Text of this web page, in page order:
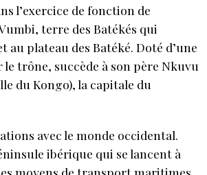
l’exercice de fonction de
terre des Batékés qui
plateau des Batéké. Doté d’une
trône, succède à son père Nkuvu
du Kongo), la capitale du
avec le monde occidental.
ibérique qui se lancent à